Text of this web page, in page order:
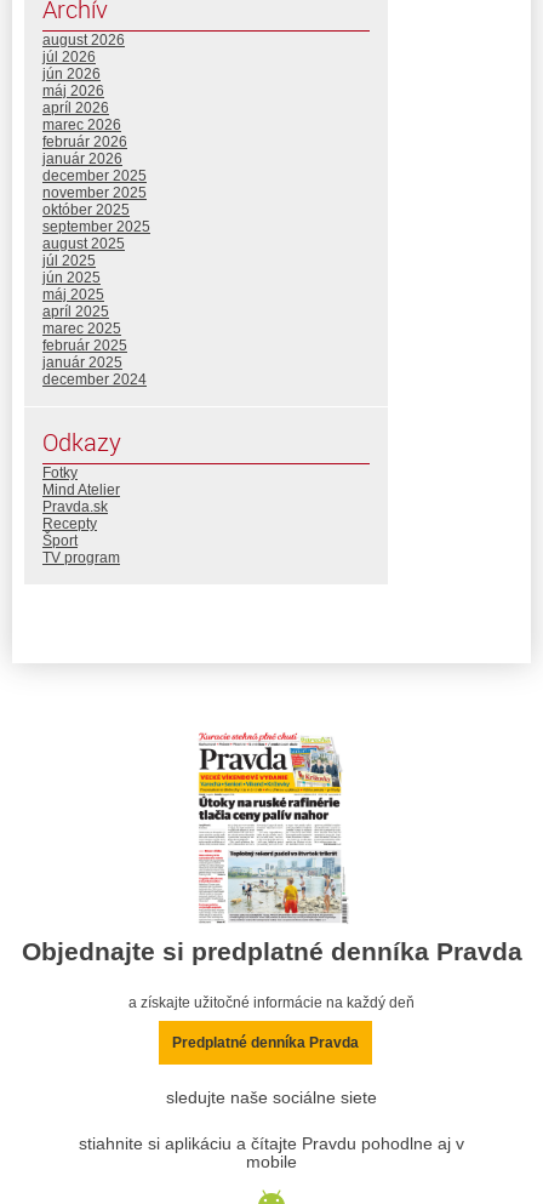
Archív
august 2026
júl 2026
jún 2026
máj 2026
apríl 2026
marec 2026
február 2026
január 2026
december 2025
november 2025
október 2025
september 2025
august 2025
júl 2025
jún 2025
máj 2025
apríl 2025
marec 2025
február 2025
január 2025
december 2024
Odkazy
Fotky
Mind Atelier
Pravda.sk
Recepty
Šport
TV program
Objednajte si predplatné denníka Pravda
a získajte užitočné informácie na každý deň
Predplatné denníka Pravda
sledujte naše sociálne siete
stiahnite si aplikáciu a čítajte Pravdu pohodlne aj v
mobile